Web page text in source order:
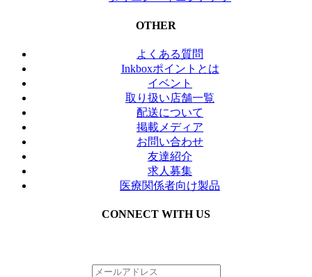
OTHER
よくある質問
Inkboxポイントとは
イベント
取り扱い店舗一覧
配送について
掲載メディア
お問い合わせ
友達紹介
求人募集
医療関係者向け製品
CONNECT WITH US